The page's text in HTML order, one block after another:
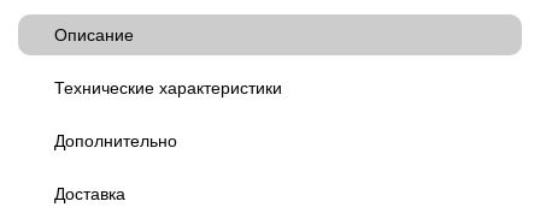
Описание
Технические характеристики
Дополнительно
Доставка